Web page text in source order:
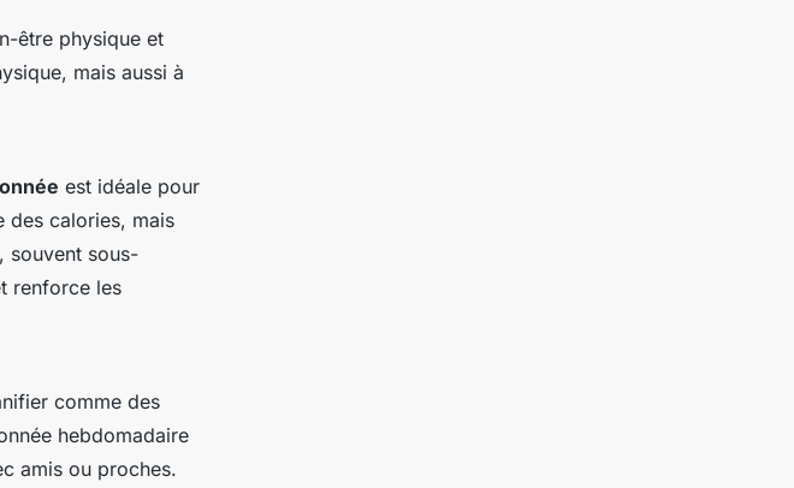
être physique et
mais aussi à
est idéale pour
des calories, mais
, souvent sous-
renforce les
comme des
hebdomadaire
amis ou proches.